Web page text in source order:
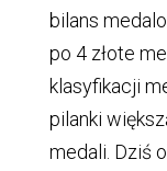
bilans
po 4 złote
klasyfikacji
pilanki
medali. Dziś